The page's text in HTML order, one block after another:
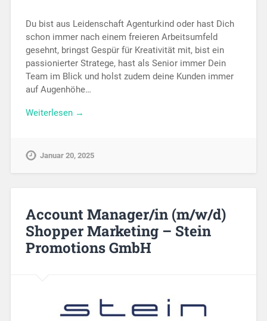
Du bist aus Leidenschaft Agenturkind oder hast Dich
schon immer nach einem freieren Arbeitsumfeld
gesehnt, bringst Gespür für Kreativität mit, bist ein
passionierter Stratege, hast als Senior immer Dein
Team im Blick und holst zudem deine Kunden immer
auf Augenhöhe…
Weiterlesen →
Januar 20, 2025
Account Manager/in (m/w/d)
Shopper Marketing – Stein
Promotions GmbH